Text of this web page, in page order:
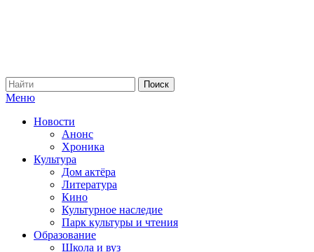
Меню
Новости
Анонс
Хроника
Культура
Дом актёра
Литература
Кино
Культурное наследие
Парк культуры и чтения
Образование
Школа и вуз